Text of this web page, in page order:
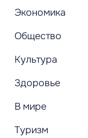
Экономика
Общество
Культура
Здоровье
В мире
Туризм